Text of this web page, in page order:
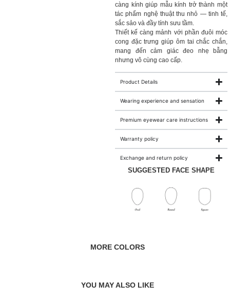
càng kính giúp mẫu kính trở thành một
tác phẩm nghệ thuật thu nhỏ — tinh tế,
sắc sảo và đầy tính sưu tầm.
Thiết kế càng mảnh với phần đuôi móc
cong đặc trưng giúp ôm tai chắc chắn,
mang đến cảm giác đeo nhẹ bẫng
nhưng vô cùng cao cấp.
Product Details
Wearing experience and sensation
Premium eyewear care instructions
Warranty policy
Exchange and return policy
SUGGESTED FACE SHAPE
MORE COLORS
YOU MAY ALSO LIKE